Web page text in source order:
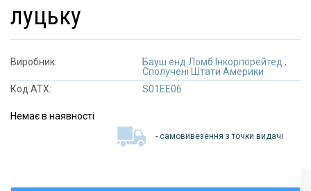
луцьку
Виробник:
Бауш енд Ломб Інкорпорейтед ,
Сполучені Штати Америки
Код АТХ:
S01EE06
Немає в наявності
- самовивезення з точки видачі